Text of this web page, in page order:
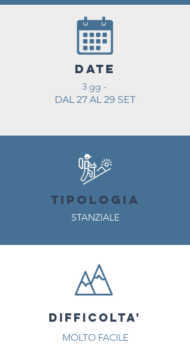
DATE
3 gg -
DAL 27 AL 29 SET
TIPOLOGIA
STANZIALE
POSTI
DISPONIBILI
DIFFICOLTA'
MOLTO FACILE